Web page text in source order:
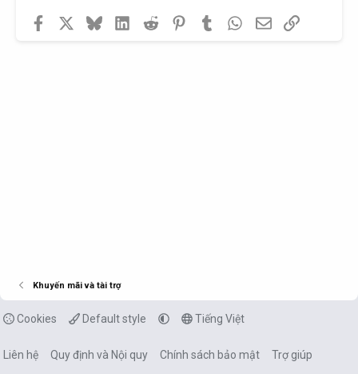
Facebook BlueskyLinkedInReddit PinterestTumblr WhatsApp
EmailLink
Khuyến mãi và tài trợ
Cookies Default style Tiếng Việt
Liên hệ Quy định và Nội quy Chính sách bảo mật Trợ giúp